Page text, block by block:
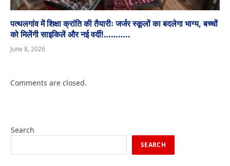
पत्थलगांव में शिक्षा क्रांति की तैयारीः जर्जर स्कूलों का बदलेगा भाग्य, बच्चों
को मिलेंगी साइकिलें और नई वर्दी!………..
June 8, 2026
Comments are closed.
Search
SEARCH